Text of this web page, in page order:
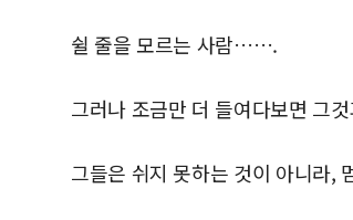
쉴 줄을 모르는 사람…….
그러나 조금만 더 들여다보면 그
그들은 쉬지 못하는 것이 아니라,